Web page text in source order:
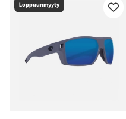
Loppuunmyyty